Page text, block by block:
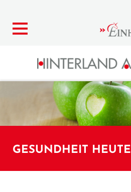
GESUNDHEIT HEUTE